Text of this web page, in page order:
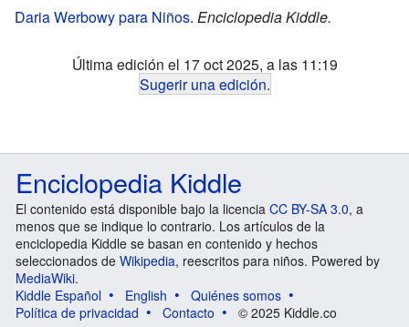
Daria Werbowy para Niños. Enciclopedia Kiddle.
Última edición el 17 oct 2025, a las 11:19
Sugerir una edición.
Enciclopedia Kiddle
El contenido está disponible bajo la licencia CC BY-SA 3.0, a
menos que se indique lo contrario. Los artículos de la
enciclopedia Kiddle se basan en contenido y hechos
seleccionados de Wikipedia, reescritos para niños. Powered by
MediaWiki.
Kiddle Español
English
Quiénes somos
Política de privacidad
Contacto © 2025 Kiddle.co